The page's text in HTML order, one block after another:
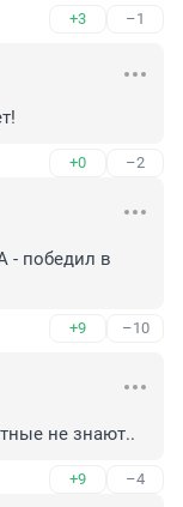
+3 –1
+0 –2
- победил в
+9 –10
не знают..
+9 –4